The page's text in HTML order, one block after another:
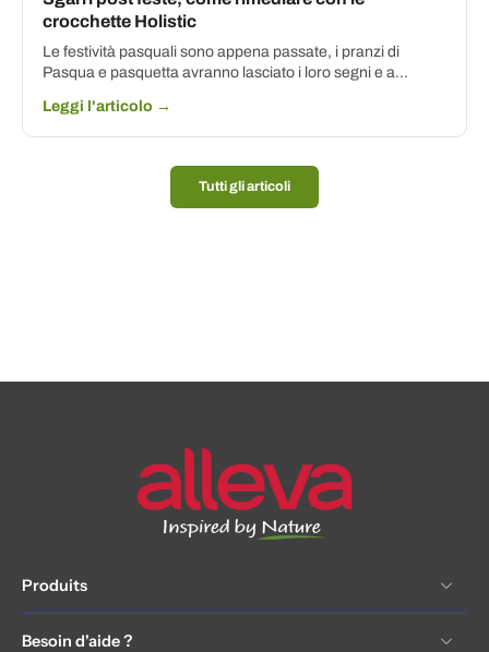
crocchette Holistic
Le festività pasquali sono appena passate, i pranzi di
Pasqua e pasquetta avranno lasciato i loro segni e a...
Leggi l'articolo →
Tutti gli articoli
Produits
Besoin d'aide ?